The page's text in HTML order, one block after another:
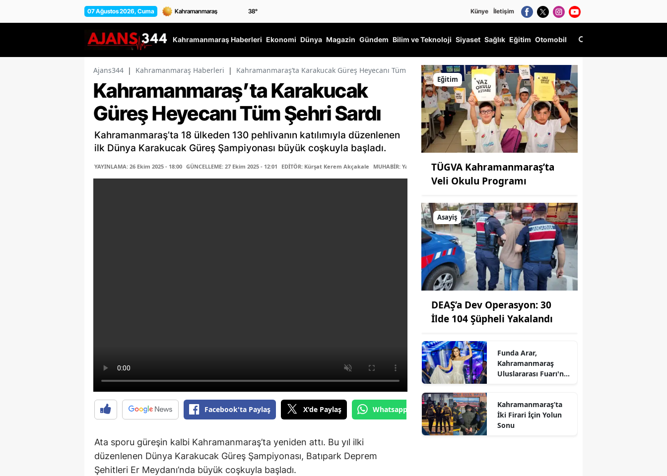
07 Ağustos 2026, Cuma 38° Künye İletişim
Kahramanmaraş Haberleri Ekonomi Dünya Magazin Gündem Bilim ve Teknoloji Siyaset Sağlık Eğitim Otomobil
Ajans344 | Kahramanmaraş Haberleri | Kahramanmaraş’ta Karakucak Güreş Heyecanı Tüm Şehri Sardı
Kahramanmaraş’ta Karakucak
Güreş Heyecanı Tüm Şehri Sardı
Kahramanmaraş’ta 18 ülkeden 130 pehlivanın katılımıyla düzenlenen
ilk Dünya Karakucak Güreş Şampiyonası büyük coşkuyla başladı.
YAYINLAMA: 26 Ekim 2025 - 18:00 GÜNCELLEME: 27 Ekim 2025 - 12:01 EDİTÖR: Kürşat Kerem Akçakale MUHABİR: Yadigar Jira
Facebook'ta Paylaş X'de Paylaş Whatsapp'tan Gönder
Ata sporu güreşin kalbi Kahramanmaraş’ta yeniden attı. Bu yıl ilki
düzenlenen Dünya Karakucak Güreş Şampiyonası, Batıpark Deprem
Şehitleri Er Meydanı’nda büyük coşkuyla başladı.
Eğitim
TÜGVA Kahramanmaraş’ta
Veli Okulu Programı
Asayiş
DEAŞ’a Dev Operasyon: 30
İlde 104 Şüpheli Yakalandı
Funda Arar,
Kahramanmaraş
Uluslararası Fuarı'nda
Kahramanmaraş’ta
İki Firari İçin Yolun
Sonu